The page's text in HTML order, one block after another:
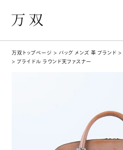
万双トップページ バッグ メンズ 革 ブランド
ブライドル ラウンド天ファスナー